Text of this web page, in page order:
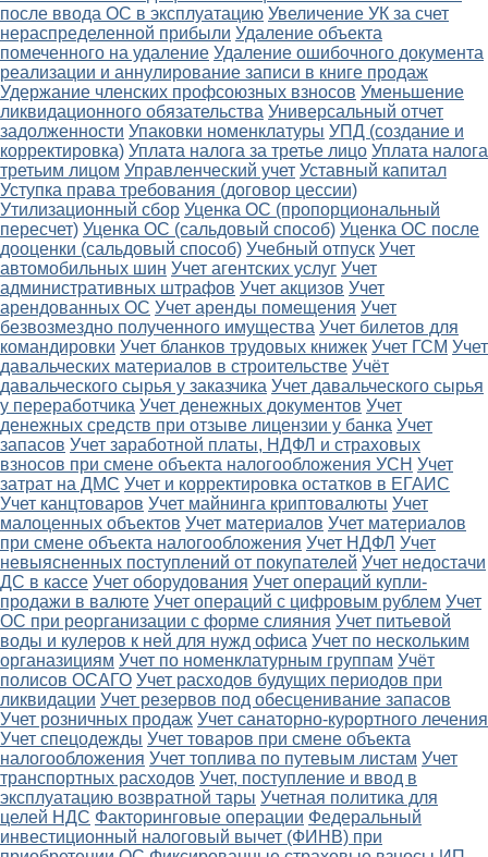
после ввода ОС в эксплуатацию Увеличение УК за счет
нераспределенной прибыли Удаление объекта
помеченного на удаление Удаление ошибочного документа
реализации и аннулирование записи в книге продаж
Удержание членских профсоюзных взносов Уменьшение
ликвидационного обязательства Универсальный отчет
задолженности Упаковки номенклатуры УПД (создание и
корректировка) Уплата налога за третье лицо Уплата налога
третьим лицом Управленческий учет Уставный капитал
Уступка права требования (договор цессии)
Утилизационный сбор Уценка ОС (пропорциональный
пересчет) Уценка ОС (сальдовый способ) Уценка ОС после
дооценки (сальдовый способ) Учебный отпуск Учет
автомобильных шин Учет агентских услуг Учет
административных штрафов Учет акцизов Учет
арендованных ОС Учет аренды помещения Учет
безвозмездно полученного имущества Учет билетов для
командировки Учет бланков трудовых книжек Учет ГСМ Учет
давальческих материалов в строительстве Учёт
давальческого сырья у заказчика Учет давальческого сырья
у переработчика Учет денежных документов Учет
денежных средств при отзыве лицензии у банка Учет
запасов Учет заработной платы, НДФЛ и страховых
взносов при смене объекта налогообложения УСН Учет
затрат на ДМС Учет и корректировка остатков в ЕГАИС
Учет канцтоваров Учет майнинга криптовалюты Учет
малоценных объектов Учет материалов Учет материалов
при смене объекта налогообложения Учет НДФЛ Учет
невыясненных поступлений от покупателей Учет недостачи
ДС в кассе Учет оборудования Учет операций купли-
продажи в валюте Учет операций с цифровым рублем Учет
ОС при реорганизации с форме слияния Учет питьевой
воды и кулеров к ней для нужд офиса Учет по нескольким
органазициям Учет по номенклатурным группам Учёт
полисов ОСАГО Учет расходов будущих периодов при
ликвидации Учет резервов под обесценивание запасов
Учет розничных продаж Учет санаторно-курортного лечения
Учет спецодежды Учет товаров при смене объекта
налогообложения Учет топлива по путевым листам Учет
транспортных расходов Учет, поступление и ввод в
эксплуатацию возвратной тары Учетная политика для
целей НДС Факторинговые операции Федеральный
инвестиционный налоговый вычет (ФИНВ) при